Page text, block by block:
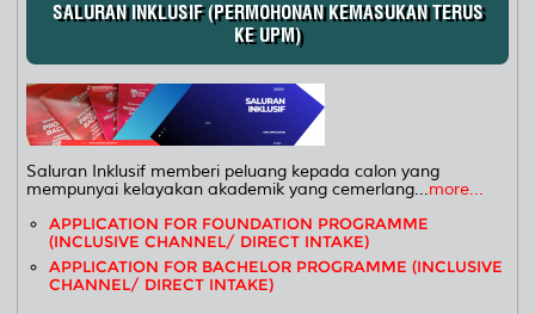
SALURAN INKLUSIF (PERMOHONAN KEMASUKAN TERUS
KE UPM)
Saluran Inklusif memberi peluang kepada calon yang
mempunyai kelayakan akademik yang cemerlang...more...
APPLICATION FOR FOUNDATION PROGRAMME
(INCLUSIVE CHANNEL/ DIRECT INTAKE)
APPLICATION FOR BACHELOR PROGRAMME (INCLUSIVE
CHANNEL/ DIRECT INTAKE)